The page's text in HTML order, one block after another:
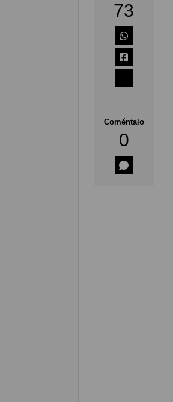
73
Coméntalo
0